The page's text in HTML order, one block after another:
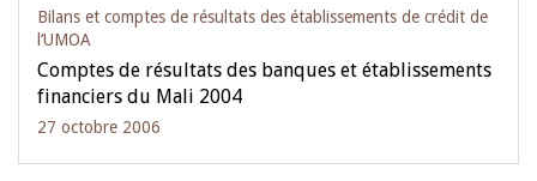
Bilans et comptes de résultats des établissements de crédit de
l‘UMOA
Comptes de résultats des banques et établissements
financiers du Mali 2004
27 octobre 2006